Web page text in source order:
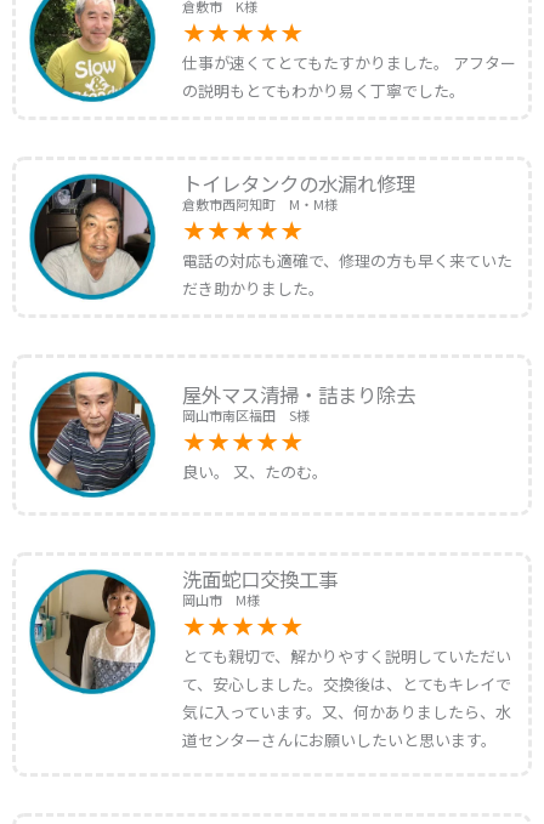
倉敷市 K様
仕事が速くてとてもたすかりました。 アフター
の説明もとてもわかり易く丁寧でした。
トイレタンクの水漏れ修理
倉敷市西阿知町 M・M様
電話の対応も適確で、修理の方も早く来ていた
だき助かりました。
屋外マス清掃・詰まり除去
岡山市南区福田 S様
良い。 又、たのむ。
洗面蛇口交換工事
岡山市 M様
とても親切で、解かりやすく説明していただい
て、安心しました。交換後は、とてもキレイで
気に入っています。又、何かありましたら、水
道センターさんにお願いしたいと思います。